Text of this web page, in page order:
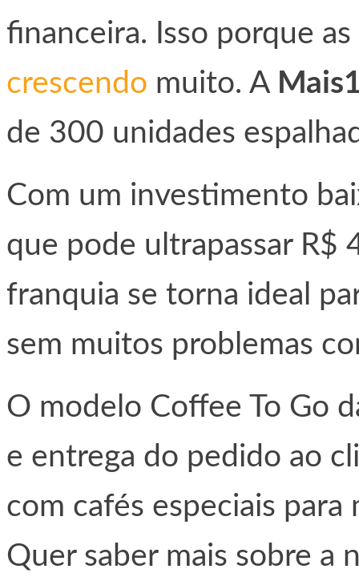
financeira. Isso porque as
crescendo muito. A
de 300 unidades
Com um investimento
que pode ultrapassar R$
franquia se torna ideal
sem muitos problemas
O modelo Coffee To Go
e entrega do pedido ao
com cafés especiais para
Quer saber mais sobre a